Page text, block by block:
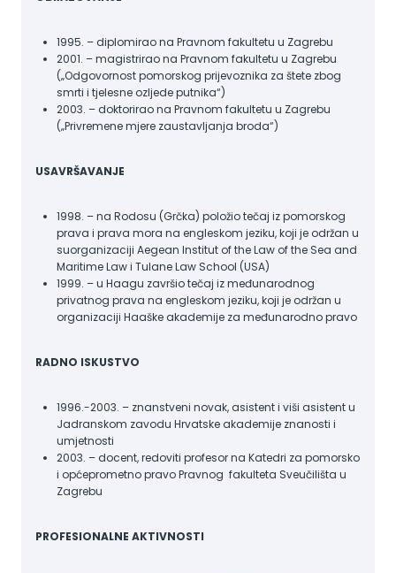
1995. – diplomirao na Pravnom fakultetu u Zagrebu
2001. – magistrirao na Pravnom fakultetu u Zagrebu
(„Odgovornost pomorskog prijevoznika za štete zbog
smrti i tjelesne ozljede putnika“)
2003. – doktorirao na Pravnom fakultetu u Zagrebu
(„Privremene mjere zaustavljanja broda“)
USAVRŠAVANJE
1998. – na Rodosu (Grčka) položio tečaj iz pomorskog
prava i prava mora na engleskom jeziku, koji je održan u
suorganizaciji Aegean Institut of the Law of the Sea and
Maritime Law i Tulane Law School (USA)
1999. – u Haagu završio tečaj iz međunarodnog
privatnog prava na engleskom jeziku, koji je održan u
organizaciji Haaške akademije za međunarodno pravo
RADNO ISKUSTVO
1996.-2003. – znanstveni novak, asistent i viši asistent u
Jadranskom zavodu Hrvatske akademije znanosti i
umjetnosti
2003. – docent, redoviti profesor na Katedri za pomorsko
i općeprometno pravo Pravnog fakulteta Sveučilišta u
Zagrebu
PROFESIONALNE AKTIVNOSTI